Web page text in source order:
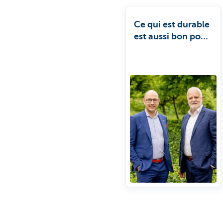
Ce qui est durable
est aussi bon pour